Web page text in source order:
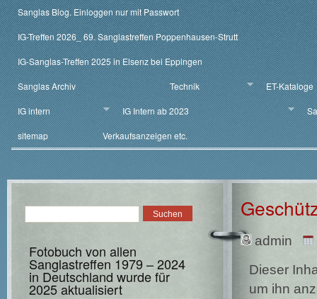
Sanglas Blog. Einloggen nur mit Passwort
IG-Treffen 2026_ 69. Sanglastreffen Poppenhausen-Strutt
IG-Sanglas-Treffen 2025 in Elsenz bei Eppingen
Sanglas Archiv Technik ET-Kataloge
IG intern IG Intern ab 2023
sitemap Verkaufsanzeigen etc.
Fotobuch von allen
Sanglastreffen 1979 – 2024
in Deutschland wurde für
2025 aktualisiert
admin
Dieser
um ihn